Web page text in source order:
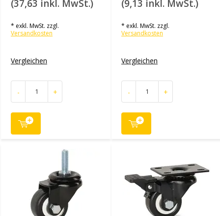
(37,63 inkl. MwSt.)
* exkl. MwSt. zzgl.
Versandkosten
Vergleichen
- +
(9,13 inkl. MwSt.)
* exkl. MwSt. zzgl.
Versandkosten
Vergleichen
- +